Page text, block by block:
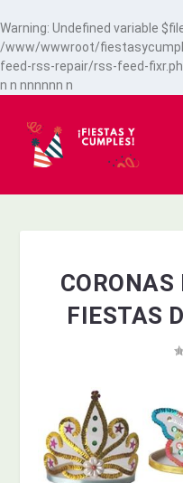
Warning: Undefined variable
/www/wwwroot/
feed-rss-repair/rss-feed-
n n nnnnnn n
CORONAS
FIESTAS